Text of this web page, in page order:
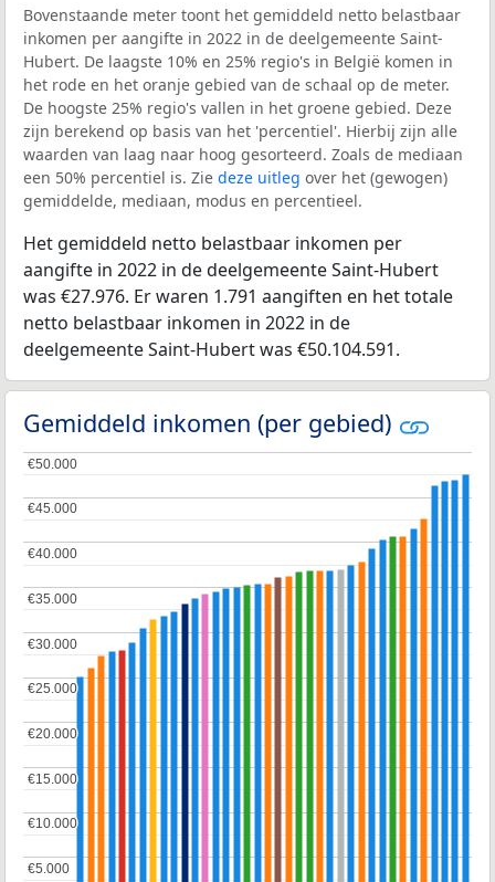
Bovenstaande meter toont het gemiddeld netto belastbaar
inkomen per aangifte in 2022 in de deelgemeente Saint-
Hubert. De laagste 10% en 25% regio's in België komen in
het rode en het oranje gebied van de schaal op de meter.
De hoogste 25% regio's vallen in het groene gebied. Deze
zijn berekend op basis van het 'percentiel'. Hierbij zijn alle
waarden van laag naar hoog gesorteerd. Zoals de mediaan
een 50% percentiel is. Zie deze uitleg over het (gewogen)
gemiddelde, mediaan, modus en percentieel.
Het gemiddeld netto belastbaar inkomen per
aangifte in 2022 in de deelgemeente Saint-Hubert
was €27.976. Er waren 1.791 aangiften en het totale
netto belastbaar inkomen in 2022 in de
deelgemeente Saint-Hubert was €50.104.591.
Gemiddeld inkomen (per gebied)
€5.000
€5.000
€10.000
€10.000
€15.000
€15.000
€20.000
€20.000
€25.000
€25.000
€30.000
€30.000
€35.000
€35.000
€40.000
€40.000
€45.000
€45.000
€50.000
€50.000